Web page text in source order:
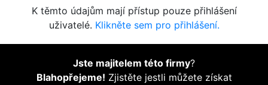
K těmto údajům mají přístup pouze přihlášení
uživatelé. Klikněte sem pro přihlášení.
Jste majitelem této firmy?
Blahopřejeme! Zjistěte jestli můžete získat